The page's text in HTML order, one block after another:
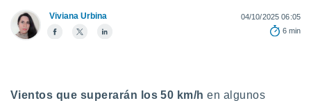
como
perfil
Viviana Urbina
04/10/2025 06:05
6 min
Vientos que superarán los 50 km/h en algunos